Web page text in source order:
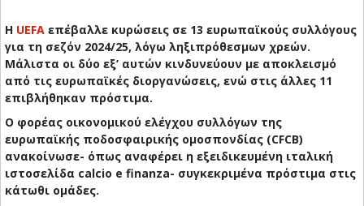
Η UEFA επέβαλλε κυρώσεις σε 13 ευρωπαϊκούς συλλόγους
για τη σεζόν 2024/25, λόγω ληξιπρόθεσμων χρεών.
Μάλιστα οι δύο εξ’ αυτών κινδυνεύουν με αποκλεισμό
από τις ευρωπαϊκές διοργανώσεις, ενώ στις άλλες 11
επιβλήθηκαν πρόστιμα.
Ο φορέας οικονομικού ελέγχου συλλόγων της
ευρωπαϊκής ποδοσφαιρικής ομοσπονδίας (CFCB)
ανακοίνωσε- όπως αναφέρει η εξειδικευμένη ιταλική
ιστοσελίδα calcio e finanza- συγκεκριμένα πρόστιμα στις
κάτωθι ομάδες.